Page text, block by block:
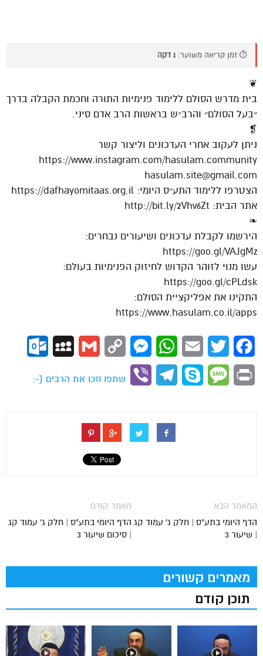
⏱️ זמן קריאה משוער: 1 דקה
❦
בית מדרש הסולם ללימוד פנימיות התורה וחכמת הקבלה בדרך
״בעל הסולם״ והרב״ש בראשות הרב אדם סיני.
❡
ניתן לעקוב אחרי העדכונים וליצור קשר
https://www.instagram.com/hasulam.community
hasulam.site@gmail.com
הצטרפו ללימוד התע״ס היומי: https://dafhayomitaas.org.il
אתר הבית: http://bit.ly/2Vhv6Zt
❧
הירשמו לקבלת עדכונים ושיעורים נבחרים:
https://goo.gl/VAJgMz
עשו מנוי לזוהר הקדוש לחיזוק הפנימיות בעולם:
https://goo.gl/cPLdsk
התקינו את אפליקציית הסולם:
https://www.hasulam.co.il/apps
Facebook
Twitter
Email
WhatsApp
Messenger
Copy
Gmail
MySpace
Print
Message
Skype
Telegram
Viber
שתפו וזכו את הרבים (-:
מאמר קודם
הדף היומי בתע"ס | חלק ג' עמוד קג
| סיכום שיעור 3
המאמר הבא
הדף היומי בתע"ס | חלק ג' עמוד קג
| שיעור 3
מאמרים קשורים
תוכן קודם